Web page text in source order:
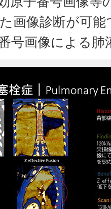
画像診断が可
号画像による肺